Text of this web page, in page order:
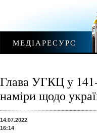
МЕДІАРЕСУРС
Глава УГКЦ у 141-
наміри щодо
14.07.2022
16:14